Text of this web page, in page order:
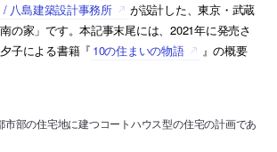
八島建築設計事務所
が設計した、東京・武蔵
の家」です。本記事末尾には、2021年に発売さ
子による書籍『 10の住まいの物語
』の概要
市部の住宅地に建つコートハウス型の住宅の計画であ